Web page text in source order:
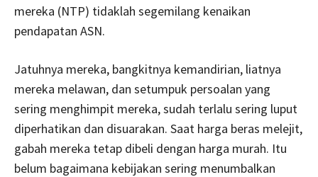
mereka (NTP) tidaklah segemilang kenaikan
pendapatan ASN.
Jatuhnya mereka, bangkitnya kemandirian, liatnya
mereka melawan, dan setumpuk persoalan yang
sering menghimpit mereka, sudah terlalu sering luput
diperhatikan dan disuarakan. Saat harga beras melejit,
gabah mereka tetap dibeli dengan harga murah. Itu
belum bagaimana kebijakan sering menumbalkan